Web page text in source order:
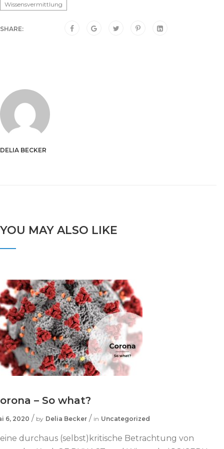
Wissensvermittlung
SHARE:
DELIA BECKER
YOU MAY ALSO LIKE
– So what?
6, 2020 by Delia Becker in Uncategorized
durchaus (selbst)kritische Betrachtung von